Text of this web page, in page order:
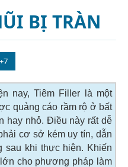
BỊ TRÀN
nay, Tiêm Filler là một
quảng cáo rầm rộ ở bất
hay nhỏ. Điều này rất dễ
cơ sở kém uy tín, dẫn
sau khi thực hiện. Khiến
cho phương pháp làm